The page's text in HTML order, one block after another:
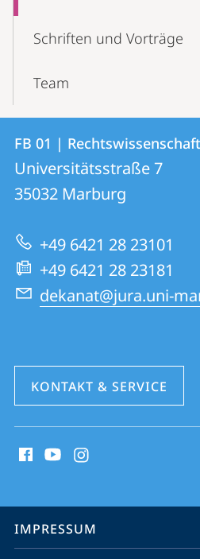
Schriften und Vorträge
Team
Kontakt
und
Informationen
zur
Website
Kontaktinformationen
FB
01
Rechtswissenschaften
FB 01 |
Universitätsstraße 7
35032 Marburg
+49 6421 28 23101
+49 6421 28 23181
dekanat@jura.uni-
KONTAKT & SERVICE
Media
Service-
Navigation
IMPRESSUM